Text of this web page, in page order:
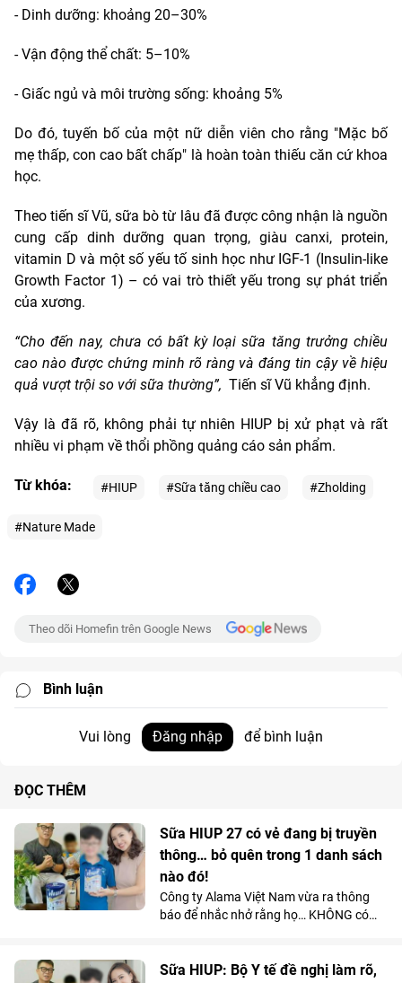
- Dinh dưỡng: khoảng 20–30%
- Vận động thể chất: 5–10%
- Giấc ngủ và môi trường sống: khoảng 5%
Do đó, tuyến bố của một nữ diễn viên cho rằng "Mặc bố
mẹ thấp, con cao bất chấp" là hoàn toàn thiếu căn cứ khoa
học.
Theo tiến sĩ Vũ, sữa bò từ lâu đã được công nhận là nguồn
cung cấp dinh dưỡng quan trọng, giàu canxi, protein,
vitamin D và một số yếu tố sinh học như IGF-1 (Insulin-like
Growth Factor 1) – có vai trò thiết yếu trong sự phát triển
của xương.
“Cho đến nay, chưa có bất kỳ loại sữa tăng trưởng chiều
cao nào được chứng minh rõ ràng và đáng tin cậy về hiệu
quả vượt trội so với sữa thường”, Tiến sĩ Vũ khẳng định.
Vậy là đã rõ, không phải tự nhiên HIUP bị xử phạt và rất
nhiều vi phạm về thổi phồng quảng cáo sản phẩm.
Từ khóa: #HIUP #Sữa tăng chiều cao #Zholding
#Nature Made
Theo dõi Homefin trên Google News
Bình luận
Vui lòng Đăng nhập để bình luận
ĐỌC THÊM
Sữa HIUP 27 có vẻ đang bị truyền
thông… bỏ quên trong 1 danh sách
nào đó!
Công ty Alama Việt Nam vừa ra thông
báo để nhắc nhở rằng họ… KHÔNG có
Sữa HIUP: Bộ Y tế đề nghị làm rõ,